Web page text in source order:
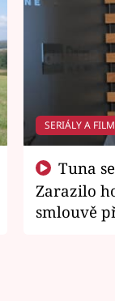
SERIÁLY A
Zarazilo
smlouvě